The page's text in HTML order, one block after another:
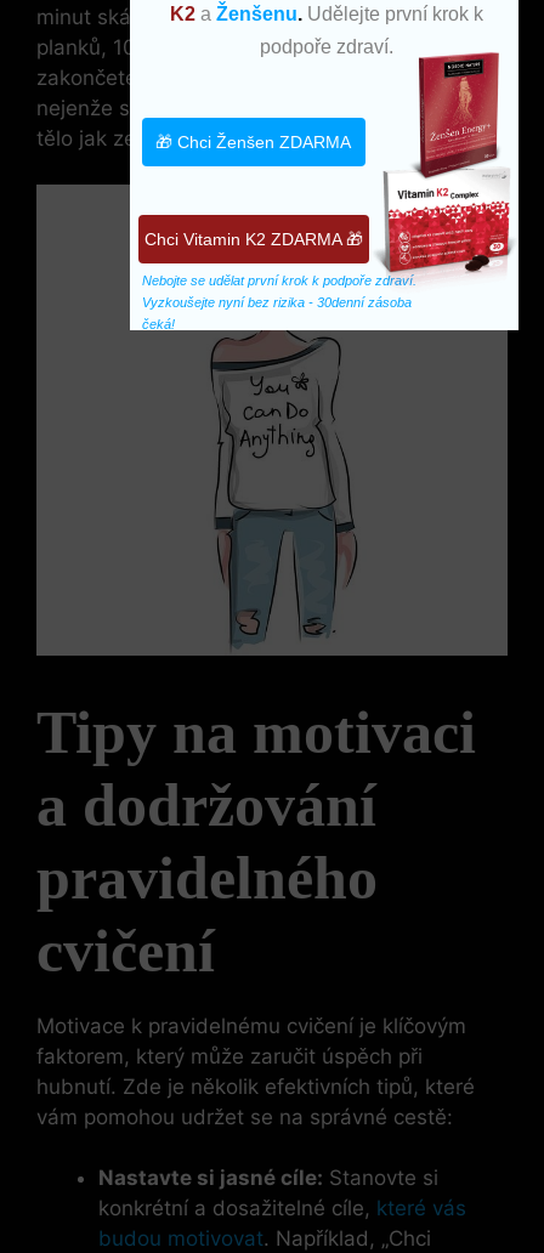
minut skákání přes švihadlo, následuje 3 série
planků, 10 angličáků, 15 hlubokých dřepů a
zakončete sérií kliků. Tento interaktivní přístup
nejenže spaluje tuky, ale i zpevňuje a tonizuje
tělo jak zevně, tak zevnitř.
Tipy na motivaci
a dodržování
pravidelného
cvičení
Motivace k pravidelnému cvičení je klíčovým
faktorem, který může zaručit úspěch při
hubnutí. Zde je několik efektivních tipů, které
vám pomohou udržet se na správné cestě:
Nastavte si jasné cíle: Stanovte si
konkrétní a dosažitelné cíle, které vás
budou motivovat. Například, „Chci
K2 aŽenšenu. Udělejte první krok k
podpoře zdraví.
Nebojte se udělat první krok k podpoře zdraví.
Vyzkoušejte nyní bez rizika - 30denní zásoba
čeká!
Chci Vitamin K2 ZDARMA 🎁
🎁 Chci Ženšen ZDARMA